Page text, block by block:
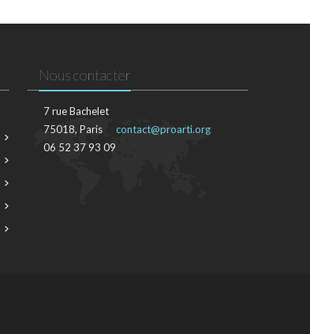
Nous contacter
7 rue Bachelet
75018, Paris
06 52 37 93 09
contact@proarti.org